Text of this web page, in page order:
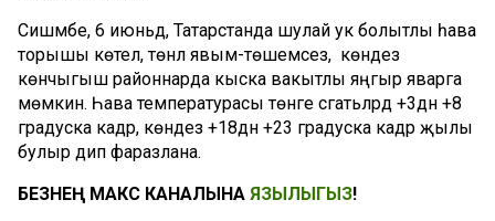
Сишәмбе, 6 июньдә, Татарстанда шулай ук болытлы һава
торышы көтелә, төнлә явым-төшемсез, ә көндез
көнчыгыш районнарда кыска вакытлы яңгыр яварга
мөмкин. Һава температурасы төнге сәгатьләрдә +3дән +8
градуска кадәр, көндез +18дән +23 градуска кадәр җылы
булыр дип фаразлана.
БЕЗНЕҢ МАКС КАНАЛЫНА ЯЗЫЛЫГЫЗ!